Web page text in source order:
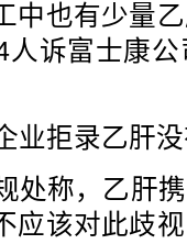
中也有少量
诉富士康
拒录乙肝没
称，乙肝携
应该对此歧